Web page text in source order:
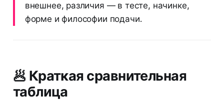
внешнее, различия — в тесте, начинке,
форме и философии подачи.
🥟 Краткая сравнительная
таблица